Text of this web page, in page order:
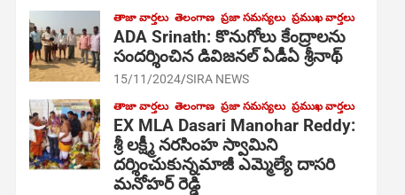
తాజా వార్తలు తెలంగాణ ప్రజా సమస్యలు ప్రముఖ వార్తలు
ADA Srinath: కొనుగోలు కేంద్రాల‌ను
సంద‌ర్శించిన డివిజనల్ ఏడీఏ శ్రీనాథ్
15/11/2024 SIRA NEWS
తాజా వార్తలు తెలంగాణ ప్రజా సమస్యలు ప్రముఖ వార్తలు
EX MLA Dasari Manohar Reddy:
శ్రీ లక్ష్మీ నరసింహ స్వామిని
దర్శించుకున్నమాజీ ఎమ్మెల్యే దాసరి
మనోహర్ రెడ్డి